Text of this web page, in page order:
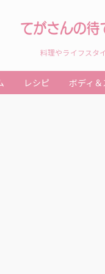
料理やライフスタ
レシピ ボディ